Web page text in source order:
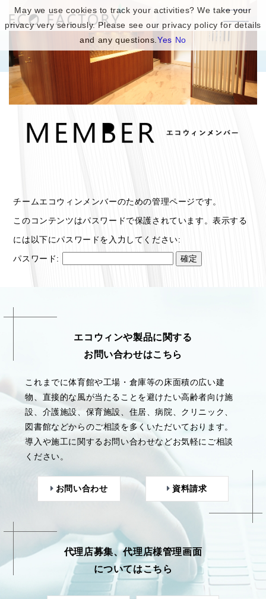
チームエコウィンメンバーのための管理ページです。
このコンテンツはパスワードで保護されています。表示する
には以下にパスワードを入力してください:
パスワード:
エコウィンや製品に関する
お問い合わせはこちら
これまでに体育館や工場・倉庫等の床面積の広い建
物、直接的な風が当たることを避けたい高齢者向け施
設、介護施設、保育施設、住居、病院、クリニック、
図書館などからのご相談を多くいただいております。
導入や施工に関するお問い合わせなどお気軽にご相談
ください。
お問い合わせ 資料請求
代理店募集、代理店様管理画面
についてはこちら
May we use cookies to track your activities? We take your
privacy very seriously. Please see our privacy policy for details
and any questions.Yes No